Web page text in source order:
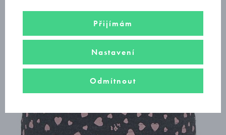
Přijímám
Nastavení
Odmítnout